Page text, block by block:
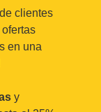
clientes
en una
y